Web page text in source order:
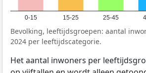
0-15 15-25 25-45
Bevolking, leeftijdsgroepen: aantal
2024 per leeftijdscategorie.
Het aantal inwoners per